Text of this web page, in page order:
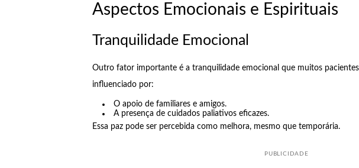
Aspectos Emocionais e Espirituais
Tranquilidade Emocional
Outro fator importante é a tranquilidade emocional que muitos
influenciado por:
O apoio de familiares e amigos.
A presença de cuidados paliativos eficazes.
Essa paz pode ser percebida como melhora, mesmo que temporária.
PUBLICIDADE